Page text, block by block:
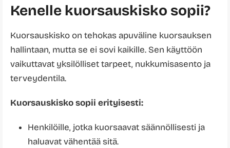
Kenelle kuorsauskisko sopii?
Kuorsauskisko on tehokas apuväline kuorsauksen
hallintaan, mutta se ei sovi kaikille. Sen käyttöön
vaikuttavat yksilölliset tarpeet, nukkumisasento ja
terveydentila.
Kuorsauskisko sopii erityisesti:
Henkilöille, jotka kuorsaavat säännöllisesti ja
haluavat vähentää sitä.